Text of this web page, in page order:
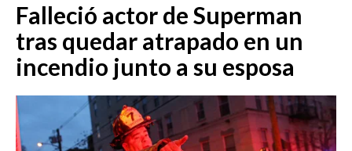
EMISIÓN 12:30 PM
EMISIÓN 7:00 PM
EMISIÓN 11:30 PM
Falleció actor de Superman
tras quedar atrapado en un
incendio junto a su esposa